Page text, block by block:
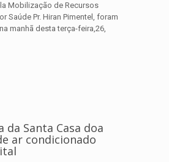
Mobilização de Recursos
Saúde Pr. Hiran Pimentel, foram
manhã desta terça-feira,26,
da Santa Casa doa
ar condicionado